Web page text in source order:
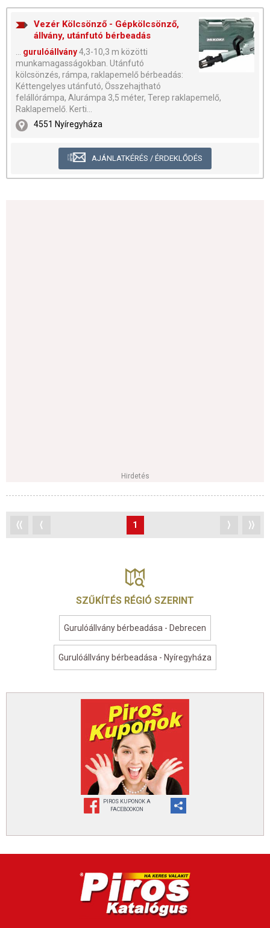
Vezér Kölcsönző - Gépkölcsönző,
állvány, utánfutó bérbeadás
... gurulóállvány4,3-10,3 m közötti
munkamagasságokban. Utánfutó
kölcsönzés, rámpa, raklapemelő bérbeadás:
Kéttengelyes utánfutó, Összehajtható
felállórámpa, Alurámpa 3,5 méter, Terep raklapemelő,
Raklapemelő. Kerti...
4551 Nyíregyháza
AJÁNLATKÉRÉS / ÉRDEKLŐDÉS
Hirdetés
⟨⟨ ⟨ 1 ⟩ ⟩⟩
SZŰKÍTÉS RÉGIÓ SZERINT
Gurulóállvány bérbeadása - Debrecen
Gurulóállvány bérbeadása - Nyíregyháza
PIROS KUPONOK A
FACEBOOKON